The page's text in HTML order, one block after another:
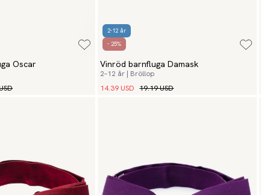
Oscar
2-12 år
- 25%
Vinröd barnfluga Damask
2–12 år | Bröllop
14.39 USD 19.19 USD